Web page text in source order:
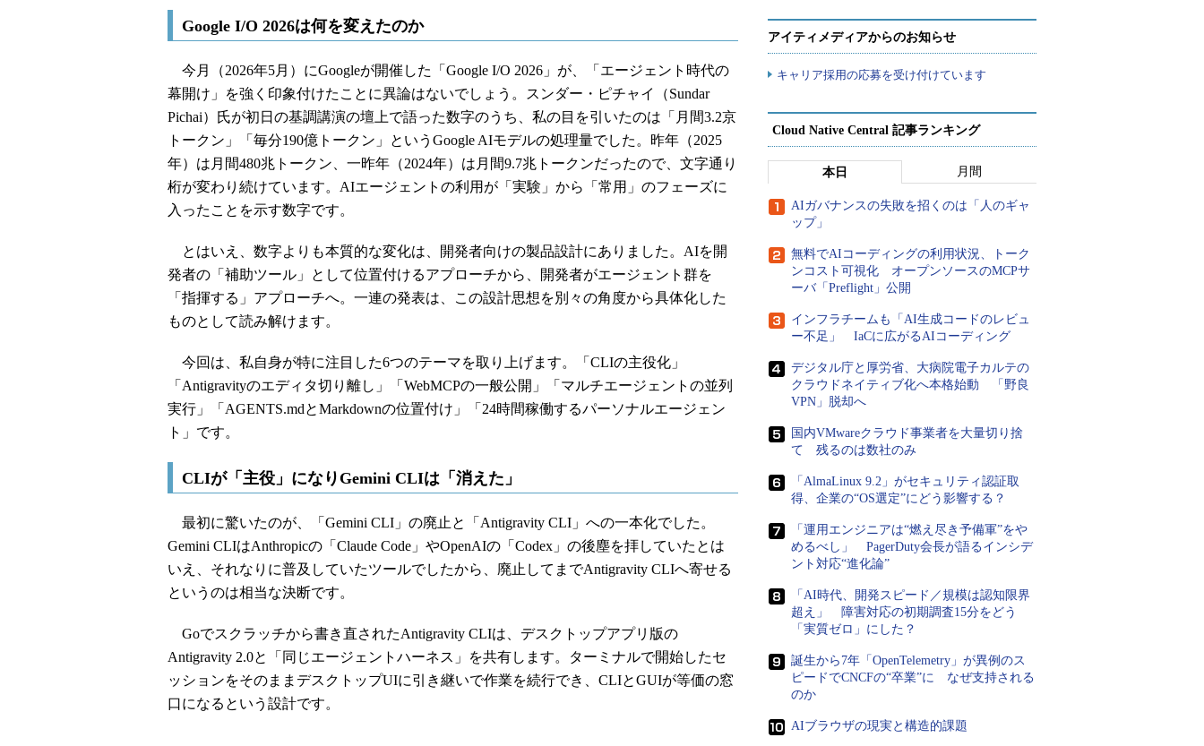
Google I/O 2026は何を変えたのか
今月（2026年5月）にGoogleが開催した「Google I/O 2026」が、「エージェント時代の
幕開け」を強く印象付けたことに異論はないでしょう。スンダー・ピチャイ（Sundar
Pichai）氏が初日の基調講演の壇上で語った数字のうち、私の目を引いたのは「月間3.2京
トークン」「毎分190億トークン」というGoogle AIモデルの処理量でした。昨年（2025
年）は月間480兆トークン、一昨年（2024年）は月間9.7兆トークンだったので、文字通り
桁が変わり続けています。AIエージェントの利用が「実験」から「常用」のフェーズに
入ったことを示す数字です。
とはいえ、数字よりも本質的な変化は、開発者向けの製品設計にありました。AIを開
発者の「補助ツール」として位置付けるアプローチから、開発者がエージェント群を
「指揮する」アプローチへ。一連の発表は、この設計思想を別々の角度から具体化した
ものとして読み解けます。
今回は、私自身が特に注目した6つのテーマを取り上げます。「CLIの主役化」
「Antigravityのエディタ切り離し」「WebMCPの一般公開」「マルチエージェントの並列
実行」「AGENTS.mdとMarkdownの位置付け」「24時間稼働するパーソナルエージェン
ト」です。
CLIが「主役」になりGemini CLIは「消えた」
最初に驚いたのが、「Gemini CLI」の廃止と「Antigravity CLI」への一本化でした。
Gemini CLIはAnthropicの「Claude Code」やOpenAIの「Codex」の後塵を拝していたとは
いえ、それなりに普及していたツールでしたから、廃止してまでAntigravity CLIへ寄せる
というのは相当な決断です。
Goでスクラッチから書き直されたAntigravity CLIは、デスクトップアプリ版の
Antigravity 2.0と「同じエージェントハーネス」を共有します。ターミナルで開始したセ
ッションをそのままデスクトップUIに引き継いで作業を続行でき、CLIとGUIが等価の窓
口になるという設計です。
アイティメディアからのお知らせ
キャリア採用の応募を受け付けています
Cloud Native Central 記事ランキング
本日 月間
AIガバナンスの失敗を招くのは「人のギャ
ップ」
無料でAIコーディングの利用状況、トーク
ンコスト可視化 オープンソースのMCPサ
ーバ「Preflight」公開
インフラチームも「AI生成コードのレビュ
ー不足」 IaCに広がるAIコーディング
デジタル庁と厚労省、大病院電子カルテの
クラウドネイティブ化へ本格始動 「野良
VPN」脱却へ
国内VMwareクラウド事業者を大量切り捨
て 残るのは数社のみ
「AlmaLinux 9.2」がセキュリティ認証取
得、企業の“OS選定”にどう影響する？
「運用エンジニアは“燃え尽き予備軍”をや
めるべし」 PagerDuty会長が語るインシデ
ント対応“進化論”
「AI時代、開発スピード／規模は認知限界
超え」 障害対応の初期調査15分をどう
「実質ゼロ」にした？
誕生から7年「OpenTelemetry」が異例のス
ピードでCNCFの“卒業”に なぜ支持される
のか
AIブラウザの現実と構造的課題